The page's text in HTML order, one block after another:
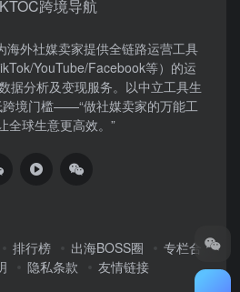
海外社媒卖家提供全链路运营工具
YouTube/Facebook等）​的运
据分析及变现服务。以中立工具生
跨境门槛——“做社媒卖家的万能工
全球生意更高效。”
排行榜 出海BOSS圈
专栏合
隐私条款 友情链接